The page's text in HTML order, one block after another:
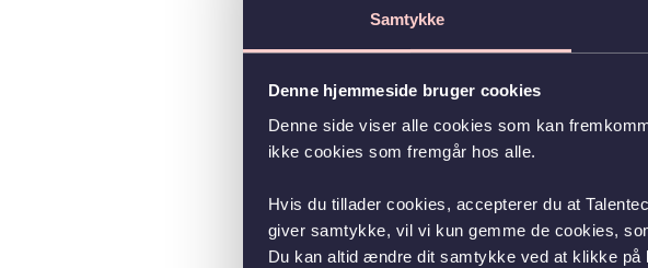
Samtykke
Denne hjemmeside bruger cookies
Denne side viser alle cookies som kan
ikke cookies som fremgår hos alle.
Hvis du tillader cookies, accepterer du at
giver samtykke, vil vi kun gemme de cookies,
Du kan altid ændre dit samtykke ved at klikke på